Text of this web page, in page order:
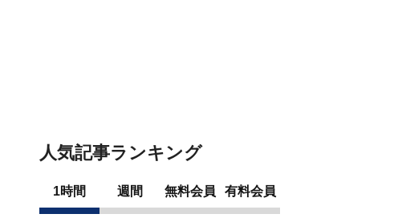
人気記事ランキング
1時間 週間 無料会員 有料会員